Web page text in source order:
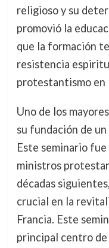
religioso y su
promovió la
que la formación
resistencia
protestantismo en
Uno de los
su fundación de un
Este seminario
ministros
décadas
crucial en la
Francia. Este
principal centro